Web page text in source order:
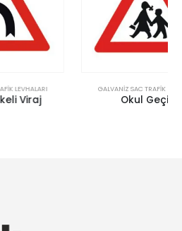
GALVANIZ SAC TRAFIK LEVHALARI
Okul Geçidi